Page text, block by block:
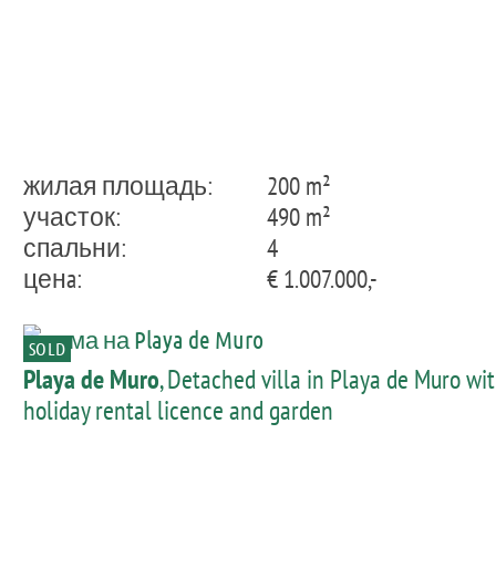
жилая площадь:
200 m²
участок:
490 m²
спальни:
4
ценa:
€ 1.007.000,-
SOLD
Playa de Muro, Detached villa in Playa de Muro
holiday rental licence and garden